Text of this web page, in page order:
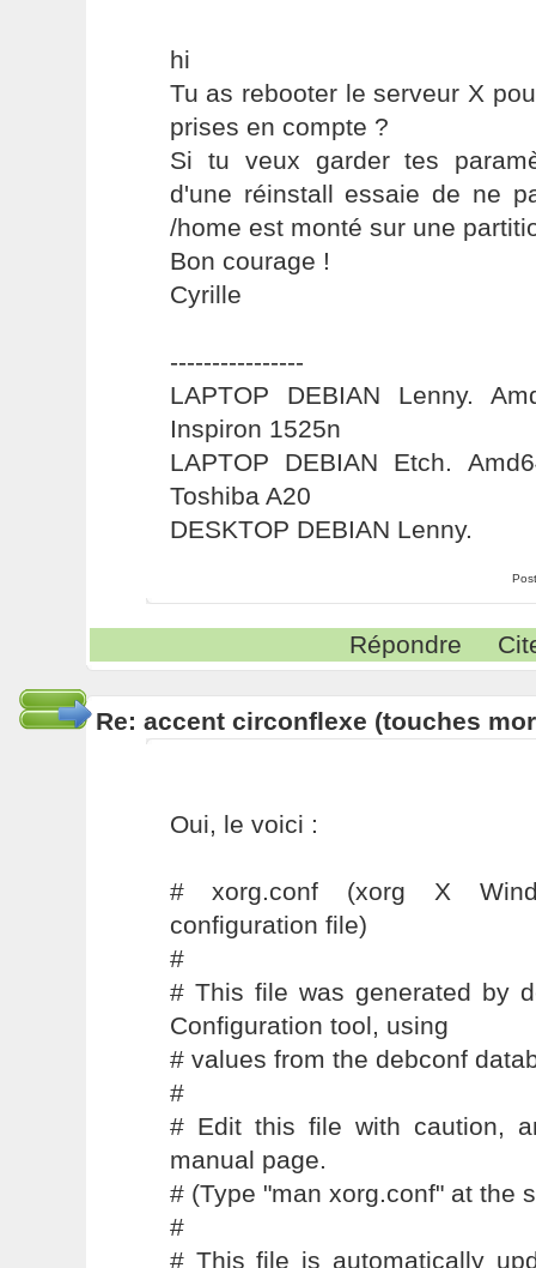
hi
Tu as rebooter le serveur X
prises en compte ?
Si tu veux garder tes
d'une réinstall essaie de ne
/home est monté sur une
Bon courage !
Cyrille
----------------
LAPTOP DEBIAN Lenny.
Inspiron 1525n
LAPTOP DEBIAN Etch.
Toshiba A20
DESKTOP DEBIAN Lenny.
Répondre
Re: accent circonflexe (touches
Oui, le voici :
# xorg.conf (xorg X
configuration file)
#
# This file was generated by
Configuration tool, using
# values from the debconf
#
# Edit this file with caution,
manual page.
# (Type "man xorg.conf" at the
#
# This file is automatically